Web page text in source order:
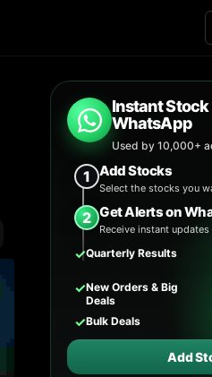
Instant
WhatsApp
Used by 10,000+
1 Add Stocks
Select the stocks you
2 Get Alerts on
Receive instant
✓Quarterly Results
✓New Orders & Big
Deals
✓Bulk Deals
Add